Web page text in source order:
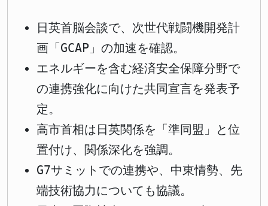
日英首脳会談で、次世代戦闘機開発計
画「GCAP」の加速を確認。
エネルギーを含む経済安全保障分野で
の連携強化に向けた共同宣言を発表予
定。
高市首相は日英関係を「準同盟」と位
置付け、関係深化を強調。
G7サミットでの連携や、中東情勢、先
端技術協力についても協議。